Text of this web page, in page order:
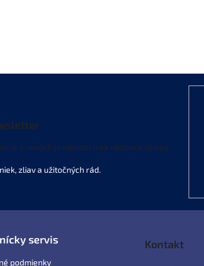
o nových produktoch na našom e-shope.
servis
podmienky
Kontakt